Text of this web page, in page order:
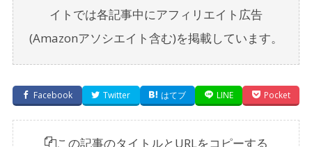
イトでは各記事中にアフィリエイト広告
(Amazonアソシエイト含む)を掲載しています。
Facebook Twitter はてブ LINE Pocket
この記事のタイトルとURLをコピーする